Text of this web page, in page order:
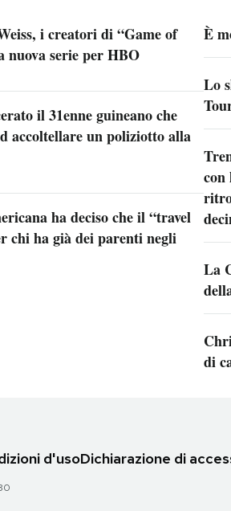
i creatori di “Game of
nuova serie per HBO
il 31enne guineano che
accoltellare un poliziotto alla
ha deciso che il “travel
chi ha già dei parenti negli
È
Lo
con
La
di
d'usoDichiarazione di